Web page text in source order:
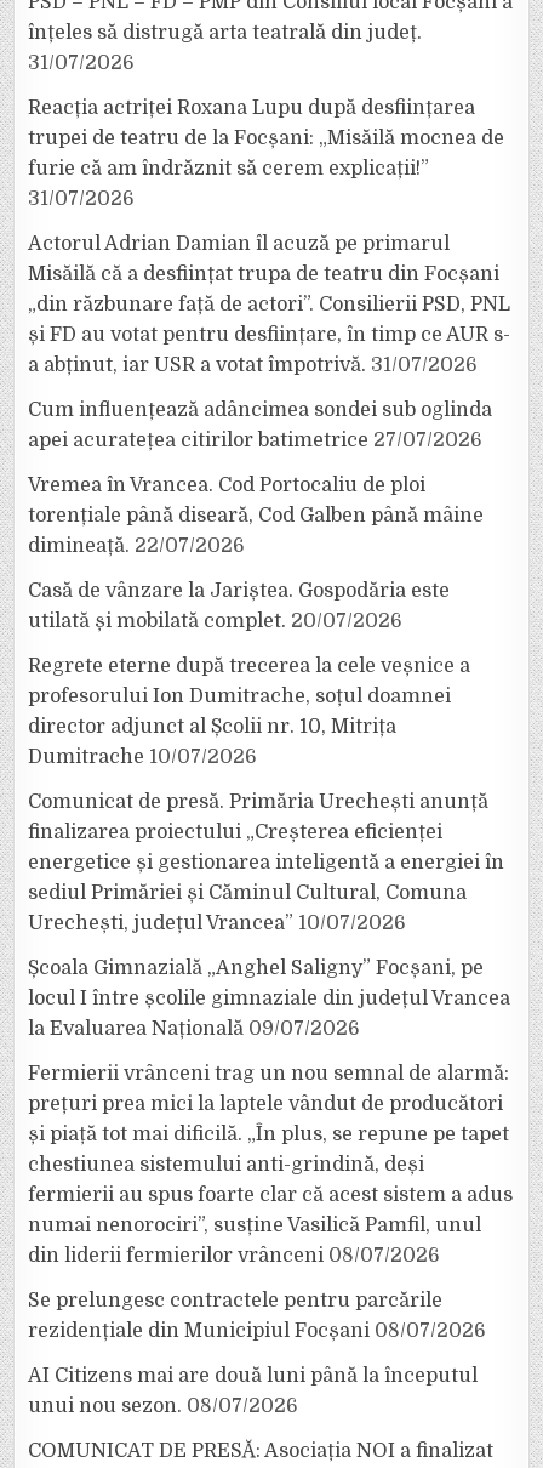
înțeles să distrugă arta teatrală din județ.
31/07/2026
Reacția actriței Roxana Lupu după desființarea
trupei de teatru de la Focșani: „Misăilă mocnea de
furie că am îndrăznit să cerem explicații!”
31/07/2026
Actorul Adrian Damian îl acuză pe primarul
Misăilă că a desființat trupa de teatru din Focșani
„din răzbunare față de actori”. Consilierii PSD, PNL
și FD au votat pentru desființare, în timp ce AUR s-
a abținut, iar USR a votat împotrivă. 31/07/2026
Cum influențează adâncimea sondei sub oglinda
apei acuratețea citirilor batimetrice 27/07/2026
Vremea în Vrancea. Cod Portocaliu de ploi
torențiale până diseară, Cod Galben până mâine
dimineață. 22/07/2026
Casă de vânzare la Jariștea. Gospodăria este
utilată și mobilată complet. 20/07/2026
Regrete eterne după trecerea la cele veșnice a
profesorului Ion Dumitrache, soțul doamnei
director adjunct al Școlii nr. 10, Mitrița
Dumitrache 10/07/2026
Comunicat de presă. Primăria Urechești anunță
finalizarea proiectului „Creșterea eficienței
energetice și gestionarea inteligentă a energiei în
sediul Primăriei și Căminul Cultural, Comuna
Urechești, județul Vrancea” 10/07/2026
Școala Gimnazială „Anghel Saligny” Focșani, pe
locul I între școlile gimnaziale din județul Vrancea
la Evaluarea Națională 09/07/2026
Fermierii vrânceni trag un nou semnal de alarmă:
prețuri prea mici la laptele vândut de producători
și piață tot mai dificilă. „În plus, se repune pe tapet
chestiunea sistemului anti-grindină, deși
fermierii au spus foarte clar că acest sistem a adus
numai nenorociri”, susține Vasilică Pamfil, unul
din liderii fermierilor vrânceni 08/07/2026
Se prelungesc contractele pentru parcările
rezidențiale din Municipiul Focșani 08/07/2026
AI Citizens mai are două luni până la începutul
unui nou sezon. 08/07/2026
COMUNICAT DE PRESĂ: Asociația NOI a finalizat